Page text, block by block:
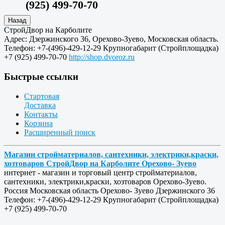
(925) 499-70-70
СтройДвор на Карболите
Адрес: Дзержинского 36, Орехово-Зуево, Московская область.
Телефон: +7-(496)-429-12-29 Крупногабарит (Стройплощадка)
+7 (925) 499-70-70 http://shop.dvoroz.ru
Быстрые ссылки
Стартовая
Доставка
Контакты
Корзина
Расширенный поиск
Магазин стройматериалов, сантехники, электрики,краски,
хозтоваров СтройДвор на Карболите Орехово- Зуево
интернет - магазин и торговый центр стройматериалов,
сантехники, электрики,краски, хозтоваров Орехово-Зуево.
Россия Московская область Орехово- Зуево Дзержинского 36
Телефон: +7-(496)-429-12-29 Крупногабарит (Стройплощадка)
+7 (925) 499-70-70